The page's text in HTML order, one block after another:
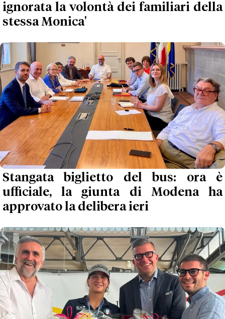
ignorata la volontà dei familiari della
stessa Monica'
Stangata biglietto del bus: ora è
ufficiale, la giunta di Modena ha
approvato la delibera ieri